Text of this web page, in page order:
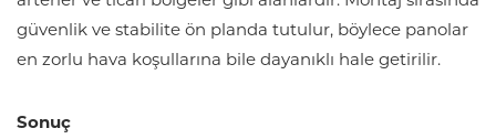
güvenlik ve stabilite ön planda tutulur, böylece panolar
en zorlu hava koşullarına bile dayanıklı hale getirilir.
Sonuç